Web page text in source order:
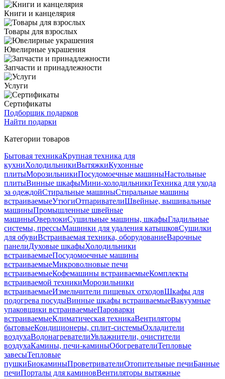
Книги и канцелярия
Товары для взрослых
Ювелирные украшения
Запчасти и принадлежности
Услуги
Сертификаты
Подборщик подарков
Найти подарки
Категории товаров
Бытовая техникаКрупная техника для
кухниХолодильникиВытяжкиКухонные
плитыМорозильникиПосудомоечные машиныНастольные
плитыВинные шкафыМини-холодильникиТехника для ухода
за одеждойСтиральные машиныСтиральные машины
встраиваемыеУтюгиОтпаривателиШвейные, вышивальные
машиныПромышленные швейные
машиныОверлокиСушильные машины, шкафыГладильные
системы, прессыМашинки для удаления катышковСушилки
для обувиВстраиваемая техника, оборудованиеВарочные
панелиДуховые шкафыХолодильники
встраиваемыеПосудомоечные машины
встраиваемыеМикроволновые печи
встраиваемыеКофемашины встраиваемыеКомплекты
встраиваемой техникиМорозильники
встраиваемыеИзмельчители пищевых отходовШкафы для
подогрева посудыВинные шкафы встраиваемыеВакуумные
упаковщики встраиваемыеПароварки
встраиваемыеКлиматическая техникаВентиляторы
бытовыеКондиционеры, сплит-системыОхладители
воздухаВодонагревателиУвлажнители, очистители
воздухаКамины, печи-каминыОбогревателиТепловые
завесыТепловые
пушкиБиокаминыПроветривателиОтопительные печиБанные
печиПорталы для каминовВентиляторы вытяжные